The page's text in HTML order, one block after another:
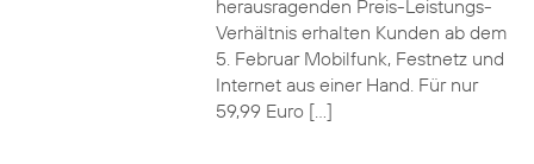
herausragenden Preis-Leistungs-
Verhältnis erhalten Kunden ab dem
5. Februar Mobilfunk, Festnetz und
Internet aus einer Hand. Für nur
59,99 Euro […]